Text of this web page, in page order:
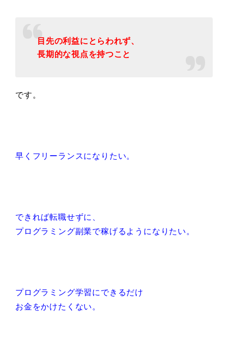
目先の利益にとらわれず、
長期的な視点を持つこと
です。
早くフリーランスになりたい。
できれば転職せずに、
プログラミング副業で稼げるようになりたい。
プログラミング学習にできるだけ
お金をかけたくない。